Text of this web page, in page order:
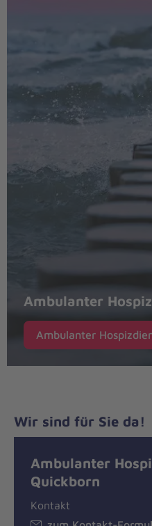
Ambulanter
Ambulanter
Wir sind für Sie da!
Ambulanter
Quickborn
Kontakt